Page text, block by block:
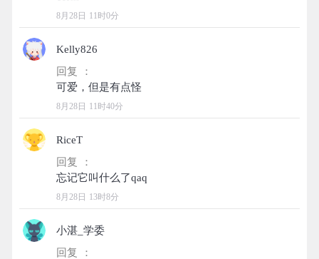
8月28日 11时0分
Kelly826
回复 ：
8月28日 11时40分
RiceT
回复 ：
8月28日 13时8分
小湛_学委
回复 ：